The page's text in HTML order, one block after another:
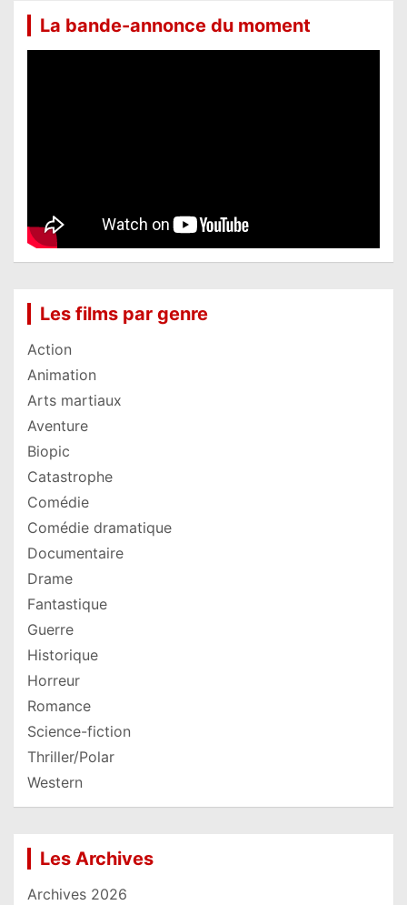
La bande-annonce du moment
Les films par genre
Action
Animation
Arts martiaux
Aventure
Biopic
Catastrophe
Comédie
Comédie dramatique
Documentaire
Drame
Fantastique
Guerre
Historique
Horreur
Romance
Science-fiction
Thriller/Polar
Western
Les Archives
Archives 2026